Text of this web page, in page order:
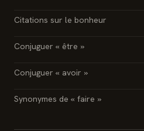
Citations sur le bonheur
Conjuguer « être »
Conjuguer « avoir »
Synonymes de « faire »